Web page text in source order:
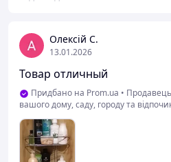
Олексій С.
13.01.2026
Товар отличный
Придбано на Prom.ua •
вашого дому, саду, городу та